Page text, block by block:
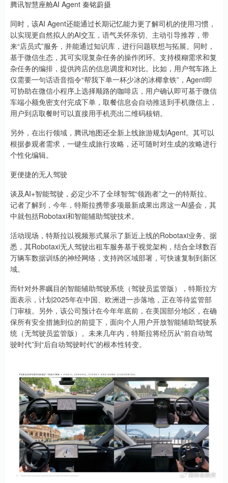
腾讯智慧座舱AI Agent 秦铭蔚摄
同时，该AI Agent还能通过长期记忆能力更了解司机的使用习惯，
以实现更自然拟人的AI交互，语气关怀亲切、主动引导推荐，带
来“店员式”服务，并能通过知识库，进行问题联想与拓展。同时，
基于微信生态，其可实现复杂任务的操作闭环。支持模糊需求和复
杂任务的编排，提供跨店的信息调度和对比。比如，用户驾车路上
仅需要一句话语音指令“帮我下单一杯少冰的冰椰拿铁”，Agent即
可协助在微信小程序上选择顺路的咖啡店，用户确认即可基于微信
车端小额免密支付完成下单，取餐信息会自动推送到手机微信上，
用户到店取餐时可以直接用手机亮出二维码核销。
另外，在出行领域，腾讯地图还全新上线旅游规划Agent。其可以
根据参观者需求，一键生成旅行攻略，还可随时对生成的攻略进行
个性化编辑。
更便捷的无人驾驶
谈及AI+智能驾驶，必定少不了全球智驾“领跑者”之一的特斯拉。
记者了解到，今年，特斯拉携带多项最新成果出席这一AI盛会，其
中就包括Robotaxi和智能辅助驾驶技术。
活动现场，特斯拉以视频形式展示了新近上线的Robotaxi业务。据
悉，其Robotaxi无人驾驶出租车服务基于视觉架构，结合全球数百
万辆车数据训练的神经网络，支持跨区域部署，可快速复制到新区
域。
而针对外界瞩目的智能辅助驾驶系统（驾驶员监管版），特斯拉方
面表示，计划2025年在中国、欧洲进一步落地，正在等待监管部
门审核。另外，该公司预计在今年年底前，在美国部分地区，在确
保所有安全措施到位的前提下，面向个人用户开放智能辅助驾驶系
统（无驾驶员监管版）。未来几年内，特斯拉将经历从“前自动驾
驶时代”到“后自动驾驶时代”的根本性转变。